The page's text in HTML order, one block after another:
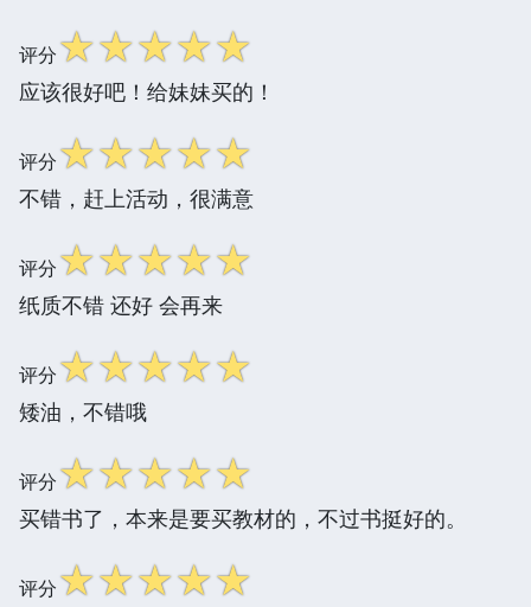
评分☆☆☆☆☆
应该很好吧！给妹妹买的！
评分☆☆☆☆☆
不错，赶上活动，很满意
评分☆☆☆☆☆
纸质不错 还好 会再来
评分☆☆☆☆☆
矮油，不错哦
评分☆☆☆☆☆
买错书了，本来是要买教材的，不过书挺好的。
评分☆☆☆☆☆